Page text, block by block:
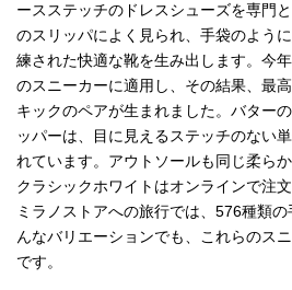
ースステッチのドレスシューズを専門
のスリッパによく見られ、手袋のよう
練された快適な靴を生み出します。今
のスニーカーに適用し、その結果、最
キックのペアが生まれました。バター
ッパーは、目に見えるステッチのない
れています。アウトソールも同じ柔ら
クラシックホワイトはオンラインで注
ミラノストアへの旅行では、576種類
んなバリエーションでも、これらのス
です。